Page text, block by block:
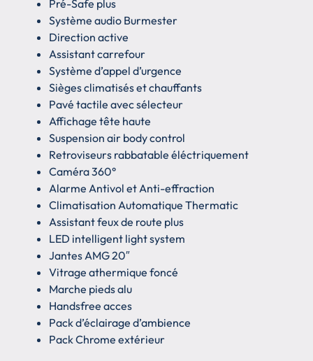
Pré-Safe plus
Système audio Burmester
Direction active
Assistant carrefour
Système d’appel d’urgence
Sièges climatisés et chauffants
Pavé tactile avec sélecteur
Affichage tête haute
Suspension air body control
Retroviseurs rabbatable éléctriquement
Caméra 360°
Alarme Antivol et Anti-effraction
Climatisation Automatique Thermatic
Assistant feux de route plus
LED intelligent light system
Jantes AMG 20″
Vitrage athermique foncé
Marche pieds alu
Handsfree acces
Pack d’éclairage d’ambience
Pack Chrome extérieur